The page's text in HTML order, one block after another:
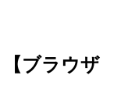
ブラウザ